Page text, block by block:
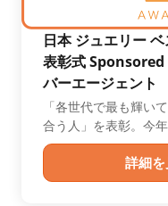
日本 ジュエリー
表彰式 Sponsored
バーエージェント
「各世代で最も輝い
合う人」を表彰。今
詳細